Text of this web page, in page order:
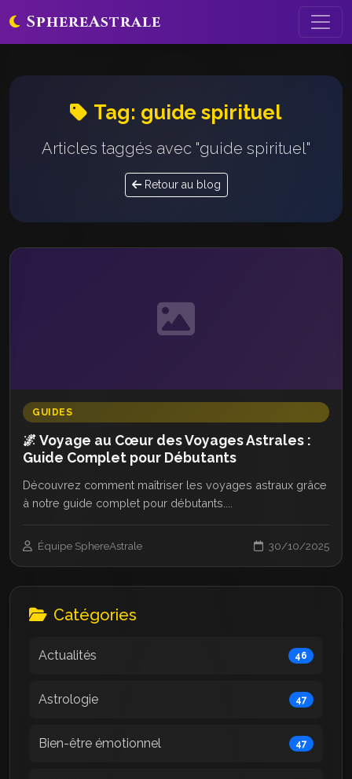
SphereAstrale
Tag: guide spirituel
Articles taggés avec "guide spirituel"
Retour au blog
GUIDES
🌌 Voyage au Cœur des Voyages Astrales :
Guide Complet pour Débutants
Découvrez comment maîtriser les voyages astraux grâce
à notre guide complet pour débutants....
Équipe SphereAstrale 30/10/2025
Catégories
Actualités 46
Astrologie 47
Bien-être émotionnel 47